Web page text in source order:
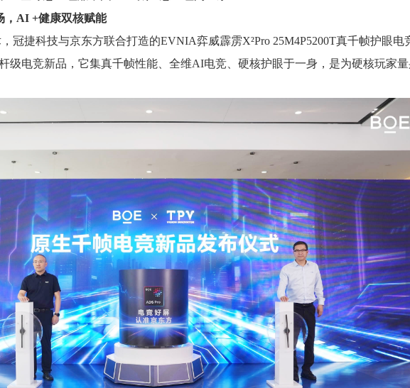
， AI +健康双核赋能
冠捷科技与京东方联合打造的EVNIA弈威霹雳X²Pro 25M4P5200T真千帧护眼电
级电竞新品，它集真千帧性能、全维AI电竞、硬核护眼于一身，是为硬核玩家